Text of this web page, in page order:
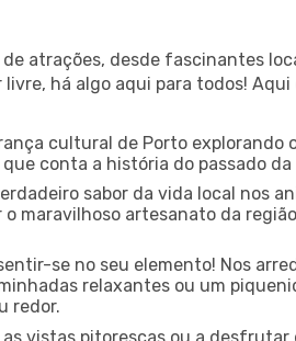
atrações, desde fascinantes
há algo aqui para todos!
cultural de Porto
conta a história do passado da
sabor da vida local nos
maravilhoso artesanato da
se no seu elemento! Nos
relaxantes ou um
redor.